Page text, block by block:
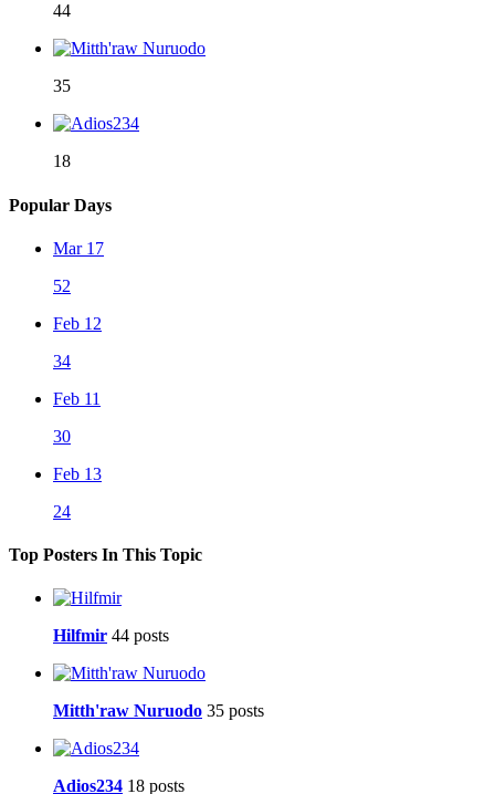
44
35
18
Popular Days
Mar 17
52
Feb 12
34
Feb 11
30
Feb 13
24
Top Posters In This Topic
Hilfmir 44 posts
Mitth'raw Nuruodo 35 posts
Adios234 18 posts